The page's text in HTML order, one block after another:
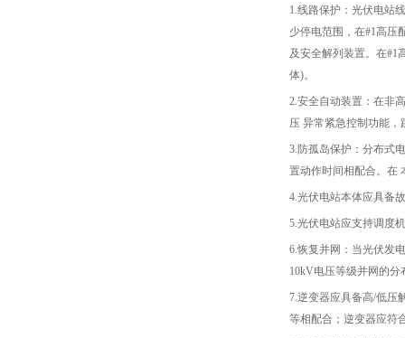
1.线路保护：光伏电站
少停电范围，在#1高压
及安全解列装置。在#1
体)。
2.安全自动装置：在非
压 异常紧急控制功能
3.防孤岛保护：分布式
置动作时间相配合。在
4.光伏电站本体应具备
5.光伏电站应支持调度
6.恢复并网：当光伏发
10kV电压等级并网的
7.逆变器应具备高/低压
等相配合；逆变器应符